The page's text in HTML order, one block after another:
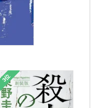
3位